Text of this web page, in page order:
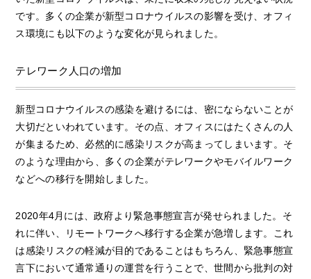
です。多くの企業が新型コロナウイルスの影響を受け、オフィ
ス環境にも以下のような変化が見られました。
テレワーク人口の増加
新型コロナウイルスの感染を避けるには、密にならないことが
大切だといわれています。その点、オフィスにはたくさんの人
が集まるため、必然的に感染リスクが高まってしまいます。そ
のような理由から、多くの企業がテレワークやモバイルワーク
などへの移行を開始しました。
2020年4月には、政府より緊急事態宣言が発せられました。そ
れに伴い、リモートワークへ移行する企業が急増します。これ
は感染リスクの軽減が目的であることはもちろん、緊急事態宣
言下において通常通りの運営を行うことで、世間から批判の対